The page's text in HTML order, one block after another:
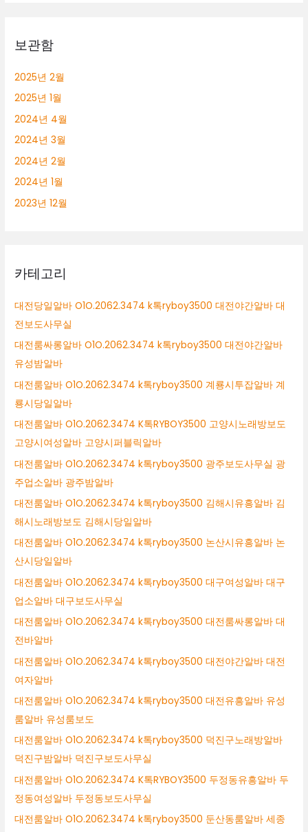
보관함
2025년 2월
2025년 1월
2024년 4월
2024년 3월
2024년 2월
2024년 1월
2023년 12월
카테고리
대전당일알바 O1O.2062.3474 k톡ryboy3500 대전야간알바 대
전보도사무실
대전룸싸롱알바 O1O.2062.3474 k톡ryboy3500 대전야간알바
유성밤알바
대전룸알바 O1O.2062.3474 k톡ryboy3500 계룡시투잡알바 계
룡시당일알바
대전룸알바 O1O.2062.3474 K톡RYBOY3500 고양시노래방보도
고양시여성알바 고양시퍼블릭알바
대전룸알바 O1O.2062.3474 k톡ryboy3500 광주보도사무실 광
주업소알바 광주밤알바
대전룸알바 O1O.2062.3474 k톡ryboy3500 김해시유흥알바 김
해시노래방보도 김해시당일알바
대전룸알바 O1O.2062.3474 k톡ryboy3500 논산시유흥알바 논
산시당일알바
대전룸알바 O1O.2062.3474 k톡ryboy3500 대구여성알바 대구
업소알바 대구보도사무실
대전룸알바 O1O.2062.3474 k톡ryboy3500 대전룸싸롱알바 대
전바알바
대전룸알바 O1O.2062.3474 k톡ryboy3500 대전야간알바 대전
여자알바
대전룸알바 O1O.2062.3474 k톡ryboy3500 대전유흥알바 유성
룸알바 유성룸보도
대전룸알바 O1O.2062.3474 k톡ryboy3500 덕진구노래방알바
덕진구밤알바 덕진구보도사무실
대전룸알바 O1O.2062.3474 K톡RYBOY3500 두정동유흥알바 두
정동여성알바 두정동보도사무실
대전룸알바 O1O.2062.3474 k톡ryboy3500 둔산동룸알바 세종